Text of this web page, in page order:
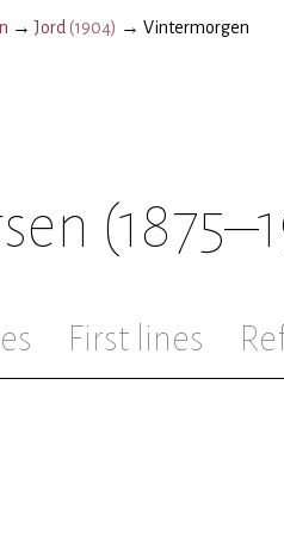
→Jord (1904) → Vintermorgen
First lines